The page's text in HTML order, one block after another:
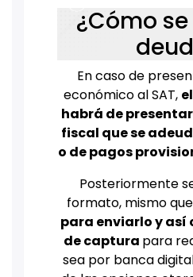
¿Cómo
En caso de
económico al SAT,
habrá de
fiscal que se
o de pagos
Posteriormente
formato, mismo que
para enviarlo y así
de captura para
sea por banca